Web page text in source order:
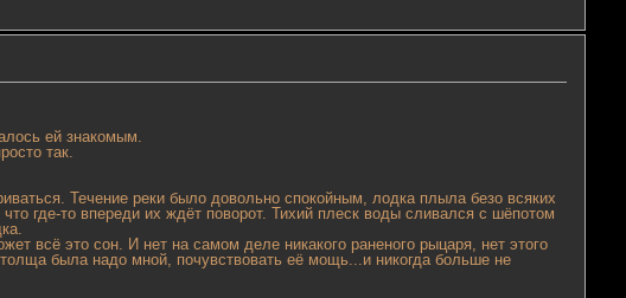
ей знакомым.
так.
Течение реки было довольно спокойным, лодка плыла безо всяких
где-то впереди их ждёт поворот. Тихий плеск воды сливался с шёпотом
всё это сон. И нет на самом деле никакого раненого рыцаря, нет этого
была надо мной, почувствовать её мощь...и никогда больше не